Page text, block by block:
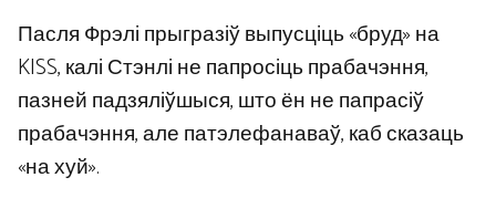
Пасля Фрэлі прыгразіў выпусціць «бруд» на
KISS, калі Стэнлі не папросіць прабачэння,
пазней падзяліўшыся, што ён не папрасіў
прабачэння, але патэлефанаваў, каб сказаць
«на хуй».